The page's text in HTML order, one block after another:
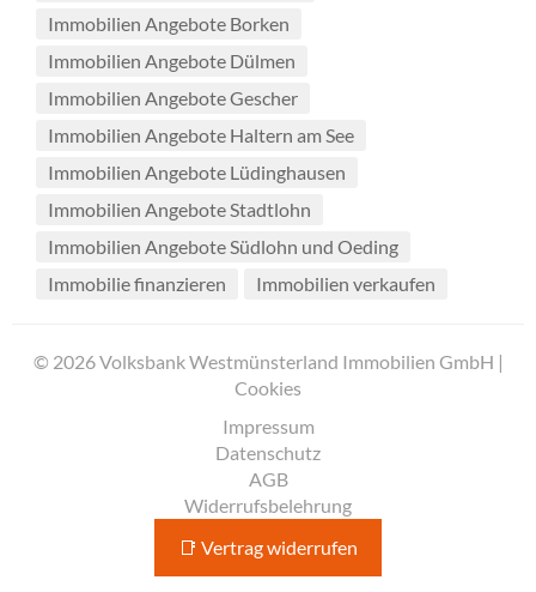
Immobilien Angebote Borken
Immobilien Angebote Dülmen
Immobilien Angebote Gescher
Immobilien Angebote Haltern am See
Immobilien Angebote Lüdinghausen
Immobilien Angebote Stadtlohn
Immobilien Angebote Südlohn und Oeding
Immobilie finanzieren
Immobilien verkaufen
© 2026 Volksbank Westmünsterland Immobilien GmbH |
Cookies
Impressum
Datenschutz
AGB
Widerrufsbelehrung
📑 Vertrag widerrufen